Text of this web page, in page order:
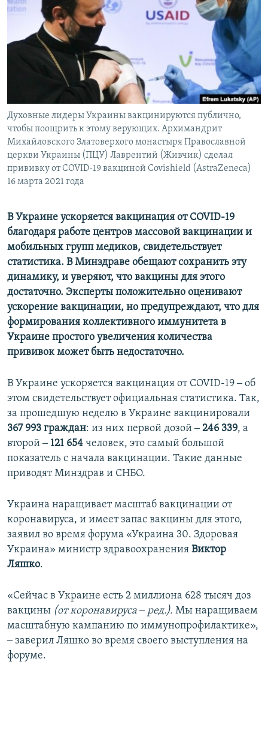
ПОБЕДИТЕЛЕЙ НЕ СУДЯТ?
КРЫМ.НЕПОКОРЕННЫЙ
УКРАИНСКАЯ ПРОБЛЕМА КРЫМА
ПРИСОЕДИНЯЙТЕСЬ!
Все сайты RFE/RL
Духовные лидеры Украины вакцинируются публично,
чтобы поощрить к этому верующих. Архимандрит
Михайловского Златоверхого монастыря Православной
церкви Украины (ПЦУ) Лаврентий (Живчик) сделал
прививку от COVID-19 вакциной Covishield (AstraZeneca)
16 марта 2021 года
В Украине ускоряется вакцинация от COVID-19
благодаря работе центров массовой вакцинации и
мобильных групп медиков, свидетельствует
статистика. В Минздраве обещают сохранить эту
динамику, и уверяют, что вакцины для этого
достаточно. Эксперты положительно оценивают
ускорение вакцинации, но предупреждают, что для
формирования коллективного иммунитета в
Украине простого увеличения количества
прививок может быть недостаточно.
В Украине ускоряется вакцинация от COVID-19 ‒ об
этом свидетельствует официальная статистика. Так,
за прошедшую неделю в Украине вакцинировали
367 993 граждан: из них первой дозой ‒246 339, а
второй ‒ 121 654 человек, это самый большой
показатель с начала вакцинации. Такие данные
приводят Минздрав и СНБО.
Украина наращивает масштаб вакцинации от
коронавируса, и имеет запас вакцины для этого,
заявил во время форума «Украина 30. Здоровая
Украина» министр здравоохранения Виктор
Ляшко.
«Сейчас в Украине есть 2 миллиона 628 тысяч доз
вакцины (от коронавируса ‒ ред.). Мы наращиваем
масштабную кампанию по иммунопрофилактике»,
‒ заверил Ляшко во время своего выступления на
форуме.